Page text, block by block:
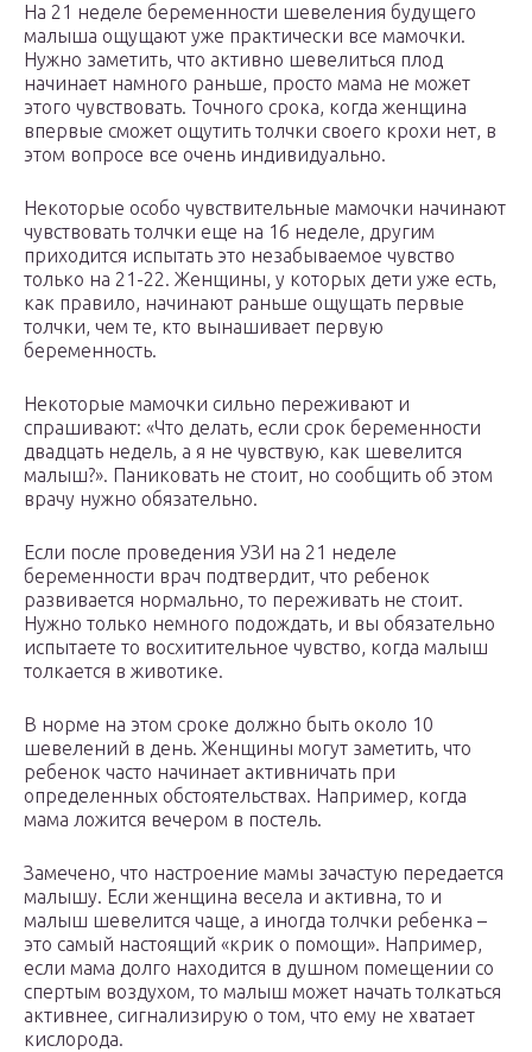
На 21 неделе беременности шевеления будущего
малыша ощущают уже практически все мамочки.
Нужно заметить, что активно шевелиться плод
начинает намного раньше, просто мама не может
этого чувствовать. Точного срока, когда женщина
впервые сможет ощутить толчки своего крохи нет, в
этом вопросе все очень индивидуально.
Некоторые особо чувствительные мамочки начинают
чувствовать толчки еще на 16 неделе, другим
приходится испытать это незабываемое чувство
только на 21-22. Женщины, у которых дети уже есть,
как правило, начинают раньше ощущать первые
толчки, чем те, кто вынашивает первую
беременность.
Некоторые мамочки сильно переживают и
спрашивают: «Что делать, если срок беременности
двадцать недель, а я не чувствую, как шевелится
малыш?». Паниковать не стоит, но сообщить об этом
врачу нужно обязательно.
Если после проведения УЗИ на 21 неделе
беременности врач подтвердит, что ребенок
развивается нормально, то переживать не стоит.
Нужно только немного подождать, и вы обязательно
испытаете то восхитительное чувство, когда малыш
толкается в животике.
В норме на этом сроке должно быть около 10
шевелений в день. Женщины могут заметить, что
ребенок часто начинает активничать при
определенных обстоятельствах. Например, когда
мама ложится вечером в постель.
Замечено, что настроение мамы зачастую передается
малышу. Если женщина весела и активна, то и
малыш шевелится чаще, а иногда толчки ребенка –
это самый настоящий «крик о помощи». Например,
если мама долго находится в душном помещении со
спертым воздухом, то малыш может начать толкаться
активнее, сигнализирую о том, что ему не хватает
кислорода.